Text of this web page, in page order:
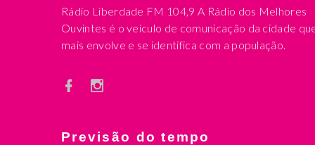
Rádio Liberdade FM 104,9 A Rádio dos Melhores
Ouvintes é o veículo de comunicação da cidade
mais envolve e se identifica com a população.
Previsão do tempo